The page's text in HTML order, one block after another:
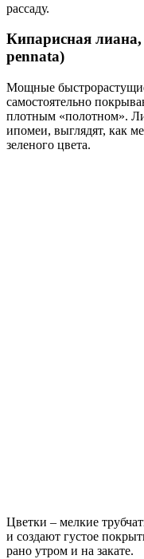
рассаду.
Кипарисная
pennata)
Мощные
самостоятельно
плотным «полотном».
ипомеи, выглядят, как
зеленого цвета.
Цветки – мелкие
и создают густое
рано утром и на закате.